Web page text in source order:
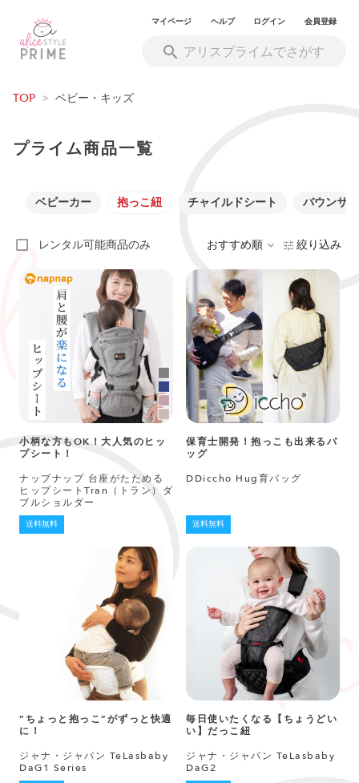
マイページ ヘルプ ログイン 会員登録
TOP > ベビー・キッズ
プライム商品一覧
ベビーカー 抱っこ紐 チャイルドシート バウンサー
レンタル可能商品のみ おすすめ順 絞り込み
小柄な方もOK！大人気のヒッ
プシート！
ナップナップ 台座がたためる
ヒップシートTran（トラン）ダ
ブルショルダー
送料無料
保育士開発！抱っこも出来るバ
ッグ
DDiccho Hug育バッグ
送料無料
”ちょっと抱っこ”がずっと快適
に！
ジャナ・ジャパン TeLasbaby
DaG1 Series
毎日使いたくなる【ちょうどい
い】だっこ紐
ジャナ・ジャパン TeLasbaby
DaG2